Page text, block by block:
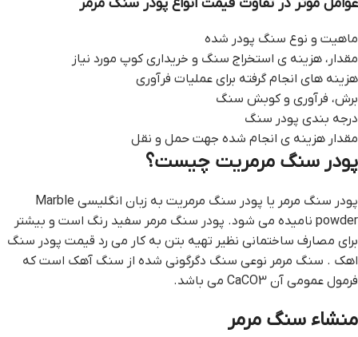
عوامل موثر در تفاوت قيمت انواع پودر سنگ مرمر
ماهيت و نوع سنگ پودر شده
مقدار، هزينه ي استخراج سنگ و خريداري کوپ مورد نياز
هزينه هاي انجام گرفته براي عمليات فرآوري
برش، فرآوري و کوبش سنگ
درجه بندي پودر سنگ
مقدار هزينه ي انجام شده جهت حمل و نقل
پودر سنگ مرمريت چيست؟
پودر سنگ مرمر يا پودر سنگ مرمريت به زبان انگليسي Marble
powder ناميده مي شود. پودر سنگ مرمر سفيد رنگ است و بيشتر
براي مصارف ساختماني نظير تهيه بتن به کار مي رد قيمت پودر سنگ
اهک . سنگ مرمر نوعي سنگ دگرگوني شده از سنگ آهک است که
فرمول عمومي آن CaCO3 مي باشد.
منشاء سنگ مرمر